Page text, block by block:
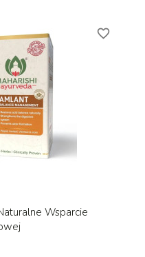
Wsparcie
favorite_border